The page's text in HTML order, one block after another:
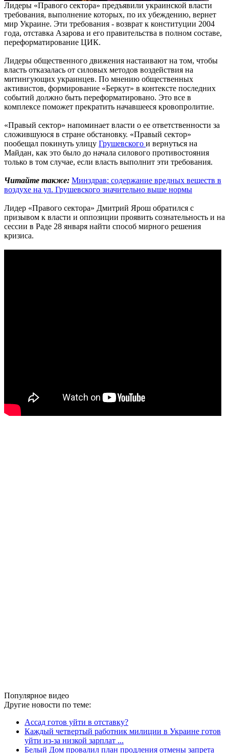
Лидеры «Правого сектора» предъявили украинской власти
требования, выполнение которых, по их убеждению, вернет
мир Украине. Эти требования - возврат к конституции 2004
года, отставка Азарова и его правительства в полном составе,
переформатирование ЦИК.
Лидеры общественного движения настаивают на том, чтобы
власть отказалась от силовых методов воздействия на
митингующих украинцев. По мнению общественных
активистов, формирование «Беркут» в контексте последних
событий должно быть переформатировано. Это все в
комплексе поможет прекратить начавшееся кровопролитие.
«Правый сектор» напоминает власти о ее ответственности за
сложившуюся в стране обстановку. «Правый сектор»
пообещал покинуть улицу Грушевского и вернуться на
Майдан, как это было до начала силового противостояния
только в том случае, если власть выполнит эти требования.
Читайте также: Минздрав: содержание вредных веществ в
воздухе на ул. Грушевского значительно выше нормы
Лидер «Правого сектора» Дмитрий Ярош обратился с
призывом к власти и оппозиции проявить сознательность и на
сессии в Раде 28 января найти способ мирного решения
кризиса.
Популярное видео
Другие новости по теме:
Ассад готов уйти в отставку?
Каждый четвертый работник милиции в Украине готов
уйти из-за низкой зарплат ...
Белый Дом провалил план продления отмены запрета